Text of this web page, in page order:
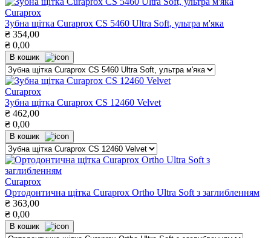
Curaprox
Зубна щітка Curaprox CS 5460 Ultra Soft, ультра м'яка
₴ 354,00
₴ 0,00
В кошик
Curaprox
Зубна щітка Curaprox CS 12460 Velvet
₴ 462,00
₴ 0,00
В кошик
Curaprox
Ортодонтична щітка Curaprox Ortho Ultra Soft з заглибленням
₴ 363,00
₴ 0,00
В кошик